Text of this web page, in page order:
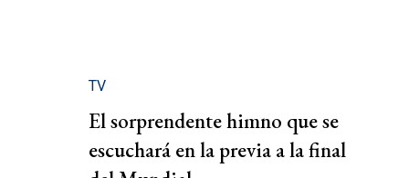
TV
El sorprendente himno que se
escuchará en la previa a la final